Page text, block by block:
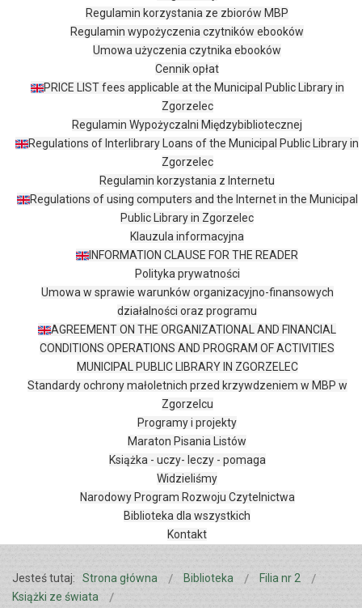
Regulamin korzystania ze zbiorów MBP
Regulamin wypożyczenia czytników ebooków
Umowa użyczenia czytnika ebooków
Cennik opłat
PRICE LIST fees applicable at the Municipal Public Library in
Zgorzelec
Regulamin Wypożyczalni Międzybibliotecznej
Regulations of Interlibrary Loans of the Municipal Public Library in
Zgorzelec
Regulamin korzystania z Internetu
Regulations of using computers and the Internet in the Municipal
Public Library in Zgorzelec
Klauzula informacyjna
INFORMATION CLAUSE FOR THE READER
Polityka prywatności
Umowa w sprawie warunków organizacyjno-finansowych
działalności oraz programu
AGREEMENT ON THE ORGANIZATIONAL AND FINANCIAL
CONDITIONS OPERATIONS AND PROGRAM OF ACTIVITIES
MUNICIPAL PUBLIC LIBRARY IN ZGORZELEC
Standardy ochrony małoletnich przed krzywdzeniem w MBP w
Zgorzelcu
Programy i projekty
Maraton Pisania Listów
Książka - uczy- leczy - pomaga
Widzieliśmy
Narodowy Program Rozwoju Czytelnictwa
Biblioteka dla wszystkich
Kontakt
Jesteś tutaj: Strona główna Biblioteka
Filia nr 2
Książki ze świata